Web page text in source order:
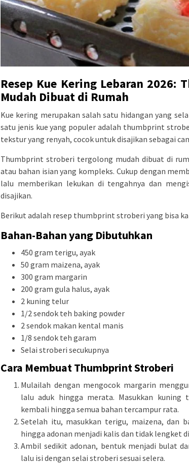
Resep Kue Kering Lebaran
Mudah Dibuat di Rumah
Kue kering merupakan salah satu hidangan yang
satu jenis kue yang populer adalah thumbprint
tekstur yang renyah, cocok untuk disajikan sebagai
Thumbprint stroberi tergolong mudah dibuat di
atau bahan isian yang kompleks. Cukup dengan
lalu memberikan lekukan di tengahnya dan
disajikan.
Berikut adalah resep thumbprint stroberi yang bisa
Bahan-Bahan yang Dibutuhkan
450 gram terigu, ayak
50 gram maizena, ayak
300 gram margarin
200 gram gula halus, ayak
2 kuning telur
1/2 sendok teh baking powder
2 sendok makan kental manis
1/8 sendok teh garam
Selai stroberi secukupnya
Cara Membuat Thumbprint Stroberi
Mulailah dengan mengocok margarin
lalu aduk hingga merata. Masukkan kuning
kembali hingga semua bahan tercampur rata.
Setelah itu, masukkan terigu, maizena, dan
hingga adonan menjadi kalis dan tidak lengket
Ambil sedikit adonan, bentuk menjadi bulat
lalu isi dengan selai stroberi sesuai selera.